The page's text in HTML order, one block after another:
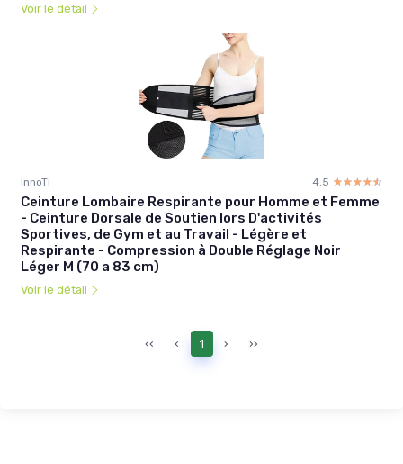
Voir le détail
InnoTi 4.5 ☆☆☆☆☆
★★★★★
Ceinture Lombaire Respirante pour Homme et Femme
- Ceinture Dorsale de Soutien lors D'activités
Sportives, de Gym et au Travail - Légère et
Respirante - Compression à Double Réglage Noir
Léger M (70 a 83 cm)
Voir le détail
‹‹ ‹ 1 › ››